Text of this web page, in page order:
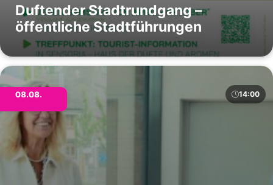
Duftender Stadtrundgang –
öffentliche Stadtführungen
08.08. 14:00